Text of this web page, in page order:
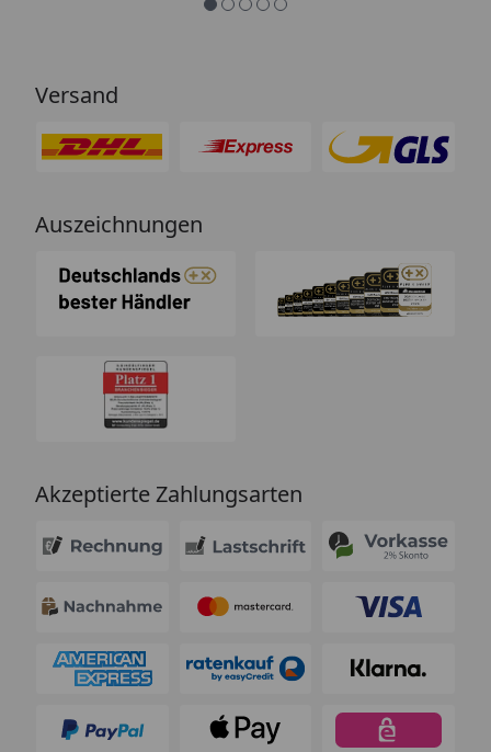
Versand
Auszeichnungen
Akzeptierte Zahlungsarten